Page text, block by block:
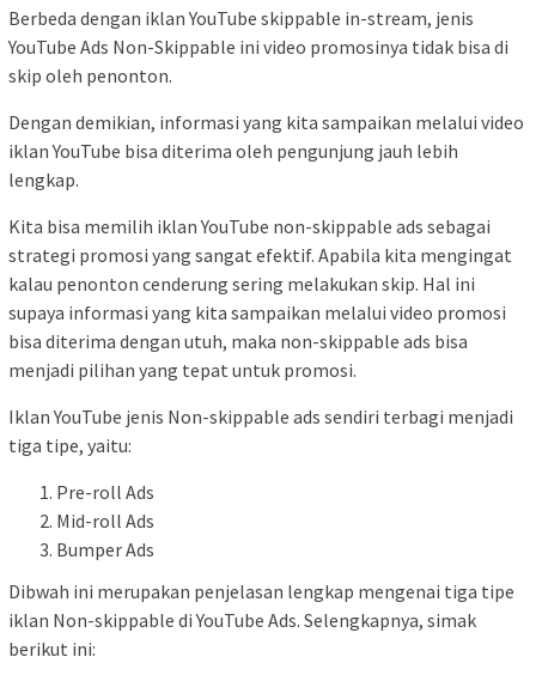
Berbeda dengan iklan YouTube skippable in-stream, jenis
YouTube Ads Non-Skippable ini video promosinya tidak bisa di
skip oleh penonton.
Dengan demikian, informasi yang kita sampaikan melalui video
iklan YouTube bisa diterima oleh pengunjung jauh lebih
lengkap.
Kita bisa memilih iklan YouTube non-skippable ads sebagai
strategi promosi yang sangat efektif. Apabila kita mengingat
kalau penonton cenderung sering melakukan skip. Hal ini
supaya informasi yang kita sampaikan melalui video promosi
bisa diterima dengan utuh, maka non-skippable ads bisa
menjadi pilihan yang tepat untuk promosi.
Iklan YouTube jenis Non-skippable ads sendiri terbagi menjadi
tiga tipe, yaitu:
Pre-roll Ads
Mid-roll Ads
Bumper Ads
Dibwah ini merupakan penjelasan lengkap mengenai tiga tipe
iklan Non-skippable di YouTube Ads. Selengkapnya, simak
berikut ini: